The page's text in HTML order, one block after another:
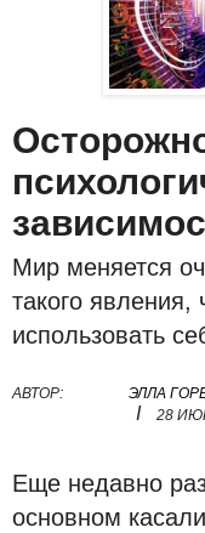
Мир меняется
такого явления,
использовать
АВТОР: ЭЛЛА
I 28
Еще недавно
основном